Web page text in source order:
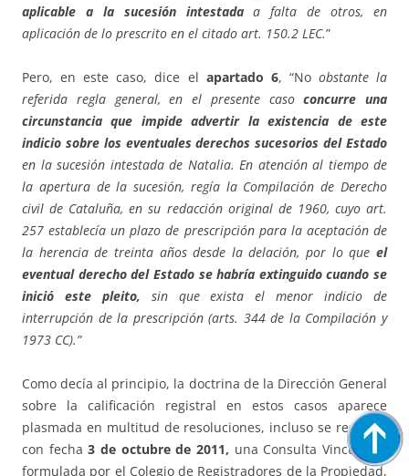
aplicable a la sucesión intestadaa falta de otros, en
aplicación de lo prescrito en el citado art. 150.2 LEC.”
Pero, en este caso, dice el apartado 6, “Noobstante la
referida regla general, en el presente casoconcurre una
circunstancia que impide advertir la existencia de este
indicio sobre los eventuales derechos sucesorios del Estado
en la sucesión intestada de Natalia. En atención al tiempo de
la apertura de la sucesión, regía la Compilación de Derecho
civil de Cataluña, en su redacción original de 1960, cuyo art.
257 establecía un plazo de prescripción para la aceptación de
la herencia de treinta años desde la delación, por lo que el
eventual derecho del Estado se habría extinguido cuando se
inició este pleito, sin que exista el menor indicio de
interrupción de la prescripción (arts. 344 de la Compilación y
1973 CC).”
Como decía al principio, la doctrina de la Dirección General
sobre la calificación registral en estos casos aparece
plasmada en multitud de resoluciones, incluso se resolvió,
con fecha3 de octubre de 2011, una Consulta Vinculante
formulada por el Colegio de Registradores de la Propiedad,